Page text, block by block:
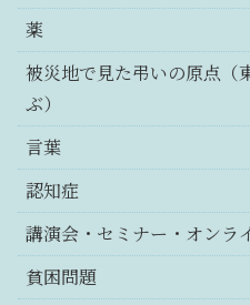
薬
被災地で見た弔いの原点（
ぶ）
言葉
認知症
講演会・セミナー・オンラ
貧困問題